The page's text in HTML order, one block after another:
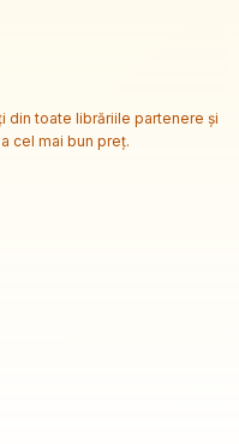
din toate librăriile partenere și
cel mai bun preț.